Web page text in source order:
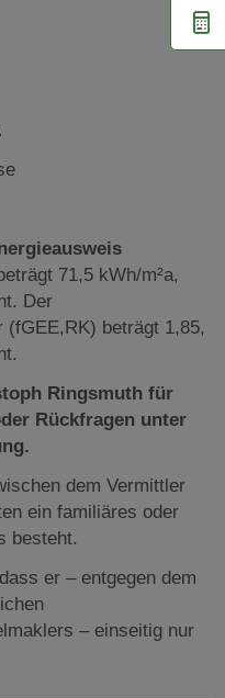
71,5 kWh/m²a,
Der
beträgt 1,85,
Ringsmuth für
Rückfragen unter
dem Vermittler
ein familiäres oder
besteht.
er – entgegen dem
– einseitig nur